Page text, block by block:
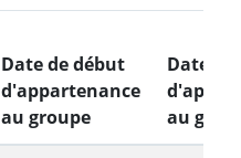
Date de début
d'appartenance
au groupe
Date
au